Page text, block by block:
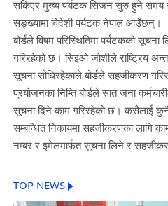
सकिएर मुख्य पर्यटक सिजन सुरु हुने समय
सङ्ख्यामा विदेशी पर्यटक नेपाल आउँछन्।
बोर्डले विषम परिस्थितिमा पर्यटकको
गरिरहेको छ। सिइओ जोशीले राष्ट्रिय
सूचना सोधिरहेकाले बोर्डले सहजीकरण
प्रयोजनका निम्ति बोर्डले सात जना
सूचना दिने काम गरिरहेको छ। कसैलाई
सम्बन्धित निकायमा सहजीकरणका लागि
नम्बर र इमेलमार्फत सूचना लिने र
TOP NEWS